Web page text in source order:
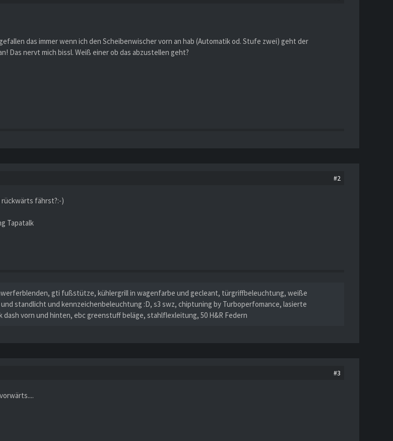
das immer wenn ich den Scheibenwischer vorn an hab (Automatik od. Stufe zwei) geht der
Das nervt mich bissl. Weiß einer ob das abzustellen geht?
#2
rückwärts fährst?:-)
Tapatalk
gti fußstütze, kühlergrill in wagenfarbe und gecleant, türgriffbeleuchtung, weiße
standlicht und kennzeichenbeleuchtung :D, s3 swz, chiptuning by Turboperfomance, lasierte
dash vorn und hinten, ebc greenstuff beläge, stahlflexleitung, 50 H&R Federn
#3